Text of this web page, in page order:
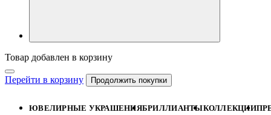
Товар добавлен в корзину
Перейти в корзину Продолжить покупки
ЮВЕЛИРНЫЕ УКРАШЕНИЯБРИЛЛИАНТЫКОЛЛЕКЦИИ